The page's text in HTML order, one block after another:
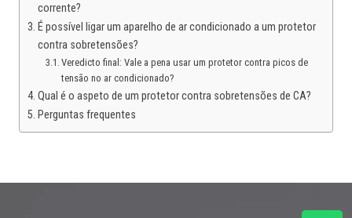
corrente?
É possível ligar um aparelho de ar condicionado a um protetor
contra sobretensões?
Veredicto final: Vale a pena usar um protetor contra picos de
tensão no ar condicionado?
Qual é o aspeto de um protetor contra sobretensões de CA?
Perguntas frequentes